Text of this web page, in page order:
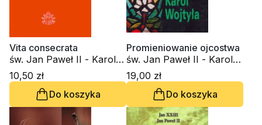
Vita consecrata
św. Jan Paweł II - Karol
Wojtyła
10,50 zł
Do koszyka
Promieniowanie ojcostwa
św. Jan Paweł II - Karol
Wojtyła
19,00 zł
Do koszyka